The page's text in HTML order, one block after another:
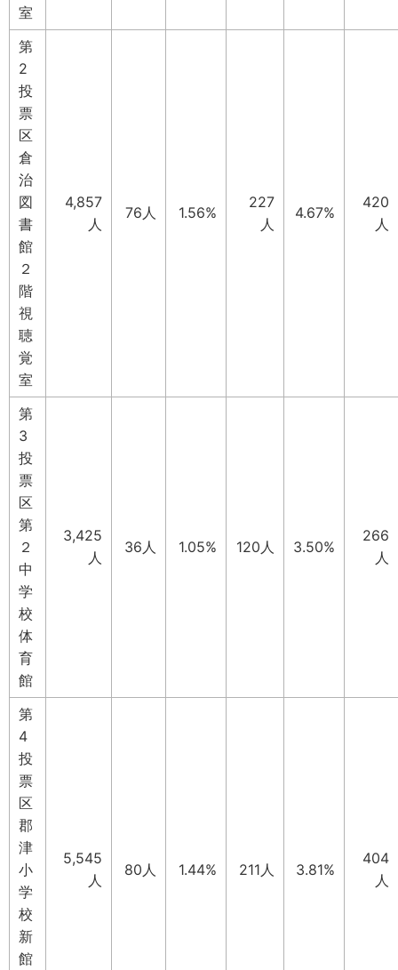
室
第
2
投
票
区
倉
治
図
書
館
２
階
視
聴
覚
室
4,857
人
76人 1.56%
227
人
4.67%
420
人
第
3
投
票
区
第
２
中
学
校
体
育
館
3,425
人
36人 1.05% 120人 3.50%
266
人
第
4
投
票
区
郡
津
小
学
校
新
館
5,545
人
80人 1.44% 211人 3.81%
404
人